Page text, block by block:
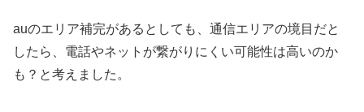
auのエリア補完があるとしても、通信エリアの境目だと
したら、電話やネットが繋がりにくい可能性は高いのか
も？と考えました。